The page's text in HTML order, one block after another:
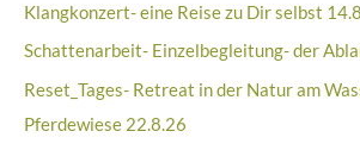
Klangkonzert- eine Reise zu Dir selbst
Schattenarbeit- Einzelbegleitung- der
Reset_Tages- Retreat in der Natur am
Pferdewiese 22.8.26